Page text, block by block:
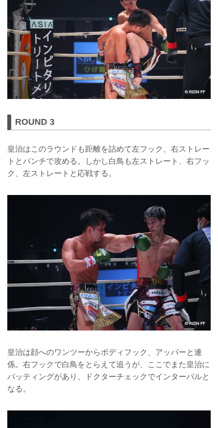
ROUND 3
皇治はこのラウンドも距離を詰めて左フック、右ストレー
トとパンチで攻める。しかし白鳥も左ストレート、右フッ
ク、左ストレートと応戦する。
皇治は顔へのワンツーからボディフック、アッパーと連
係。右フックで白鳥をとらえて追うが、ここでまた皇治に
バッティングがあり、ドクターチェックでインターバルと
なる。